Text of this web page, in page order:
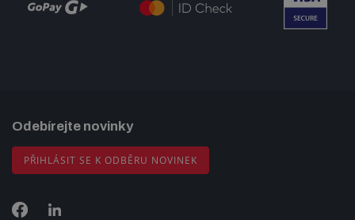
Odebírejte novinky
PŘIHLÁSIT SE K ODBĚRU NOVINEK